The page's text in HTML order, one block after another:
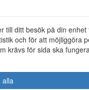
till ditt besök på din enhet
och för att möjliggöra
krävs för sida ska
alla